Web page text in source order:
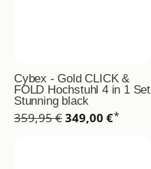
Cybex - Gold CLICK &
FOLD Hochstuhl 4 in 1 Set
Stunning black
359,95 €349,00 €*